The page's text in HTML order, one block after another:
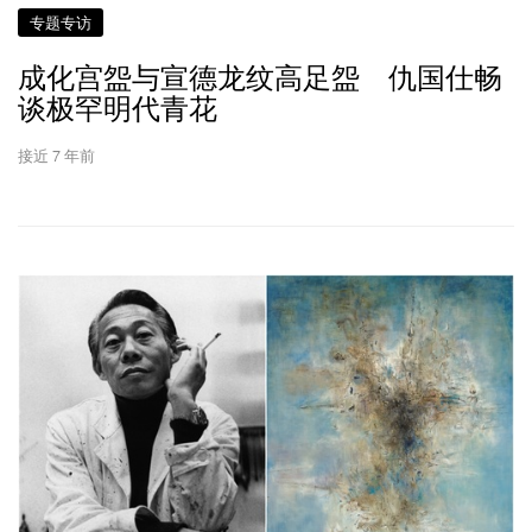
专题专访
成化宫盌与宣德龙纹高足盌 仇国仕畅
谈极罕明代青花
接近 7 年前